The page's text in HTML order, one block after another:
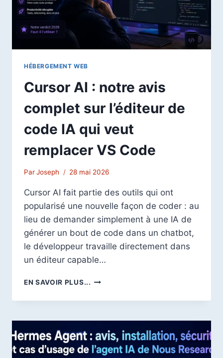
SERVEUR
HÉBERGEMENT WEB
Cursor AI : notre avis
complet sur l’éditeur de
code IA qui veut
remplacer VS Code
ParJoseph 28 mai 2026
Cursor AI fait partie des outils qui ont
popularisé une nouvelle façon de coder : au
lieu de demander simplement à une IA de
générer un bout de code dans un chatbot,
le développeur travaille directement dans
un éditeur capable…
EN SAVOIR PLUS... CURSOR
:
AVIS
COMPLET
SUR
L’ÉDITEUR